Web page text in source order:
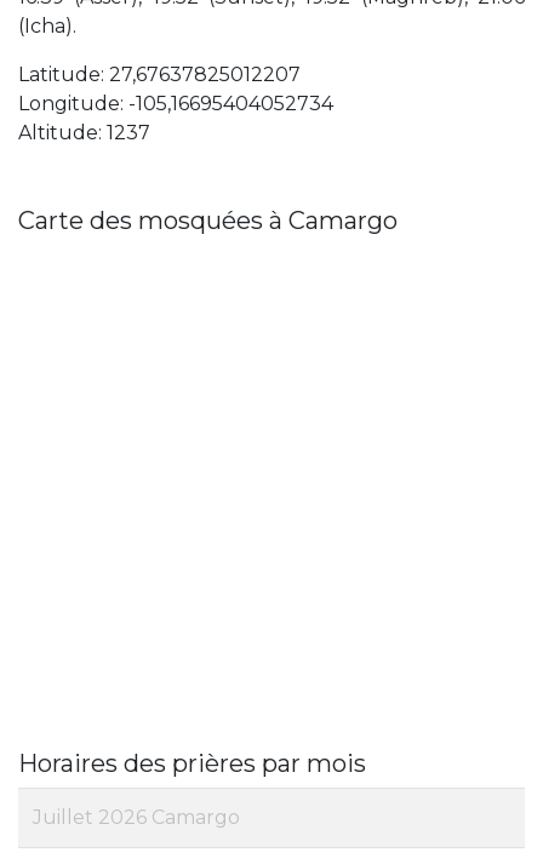
(Icha).
Latitude: 27,67637825012207
Longitude: -105,16695404052734
Altitude: 1237
Carte des mosquées à Camargo
Horaires des prières par mois
Juillet 2026 Camargo